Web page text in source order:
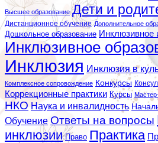
Высшее образование Дети и
Дистанционное обучение Дополнительное
Дошкольное образование Инклюзивное
Инклюзивное
Инклюзия Инклюзия в
Комплексное сопровождение Конкурсы
Коррекционные практики Курсы
НКО Наука и инвалидность
Обучение Ответы на вопросы
инклюзии Право Практика